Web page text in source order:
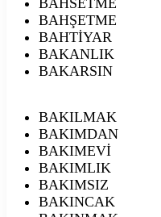
BAHŞETME
BAHTİYAR
BAKANLIK
BAKARSIN
BAKILMAK
BAKIMDAN
BAKIMEVİ
BAKIMLIK
BAKIMSIZ
BAKINCAK